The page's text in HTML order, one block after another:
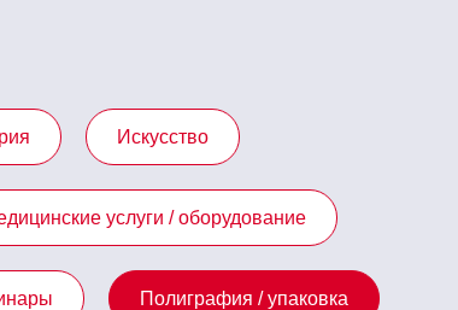
Искусство
услуги / оборудование
Полиграфия / упаковка